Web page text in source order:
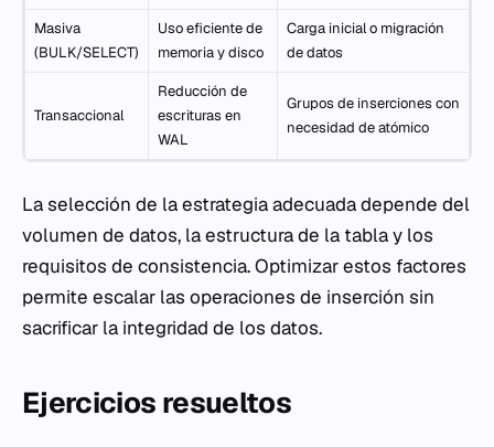
Masiva
(BULK/SELECT)
Uso eficiente de
memoria y disco
Carga inicial o migración
de datos
Transaccional
Reducción de
escrituras en
WAL
Grupos de inserciones con
necesidad de atómico
La selección de la estrategia adecuada depende del
volumen de datos, la estructura de la tabla y los
requisitos de consistencia. Optimizar estos factores
permite escalar las operaciones de inserción sin
sacrificar la integridad de los datos.
Ejercicios resueltos